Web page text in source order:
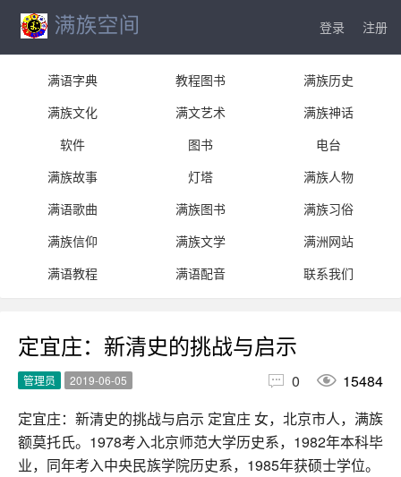
登录 注册
满语字典 教程图书
满族历史
满族文化
满文艺术
满族神话
软件
图书
电台
满族故事
灯塔
满族人物
满语歌曲
满族图书
满族习俗
满族信仰
满族文学
满洲网站
满语教程
满语配音 联系我们
定宜庄：新清史的挑战与启示
管理员 2019-06-05  0  15484
定宜庄：新清史的挑战与启示 定宜庄 女，北京市人，满族
额莫托氏。1978考入北京师范大学历史系，1982年本科毕
业，同年考入中央民族学院历史系，1985年获硕士学位。